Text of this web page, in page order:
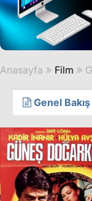
Anasayfa Film
Genel Bakış